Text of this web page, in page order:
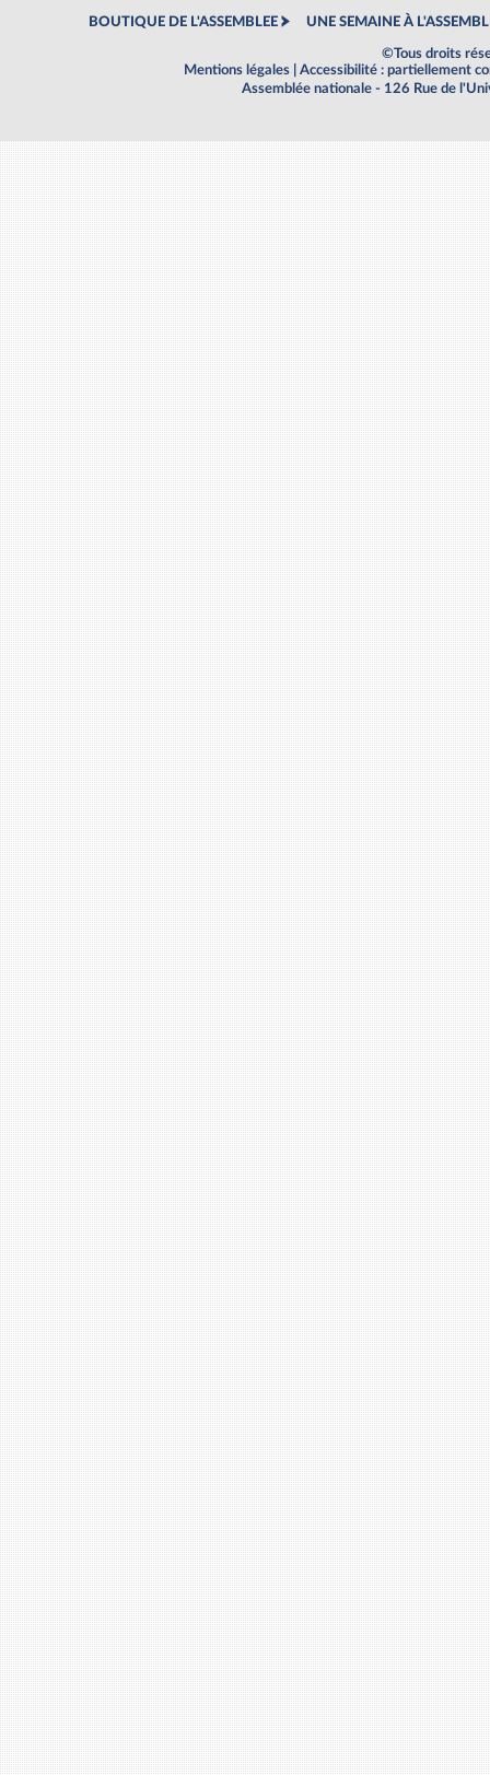
BOUTIQUE DE L'ASSEMBLEE UNE SEMAINE À
©Tous droits
Mentions légales
Accessibilité : partiellement
Assemblée nationale - 126 Rue de